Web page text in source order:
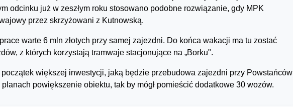
odcinku już w zeszłym roku stosowano podobne rozwiązanie, gdy MPK
przez skrzyżowani z Kutnowską.
warte 6 mln złotych przy samej zajezdni. Do końca wakacji ma tu zostać
z których korzystają tramwaje stacjonujące na „Borku".
początek większej inwestycji, jaką będzie przebudowa zajezdni przy Powstańców
powiększenie obiektu, tak by mógł pomieścić dodatkowe 30 wozów.